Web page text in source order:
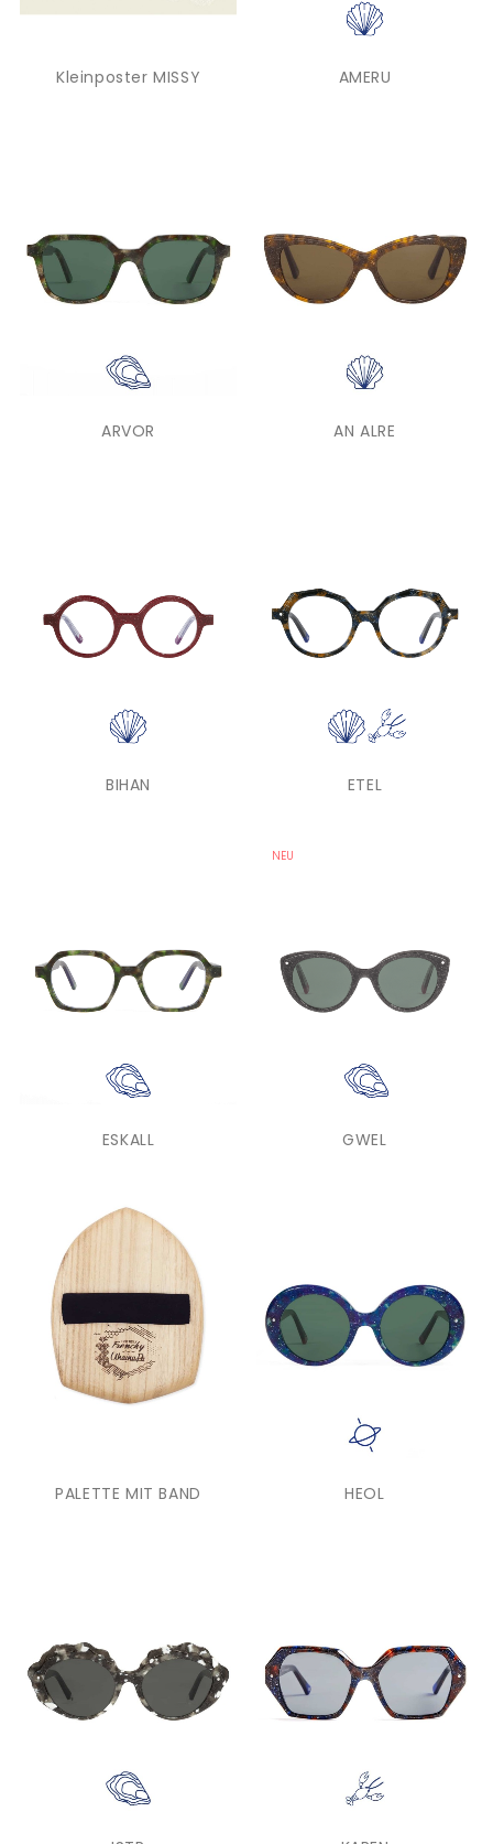
Kleinposter MISSY AMERU
ARVOR AN ALRE
BIHAN ETEL
ESKALL
NEU
GWEL
PALETTE MIT BAND HEOL